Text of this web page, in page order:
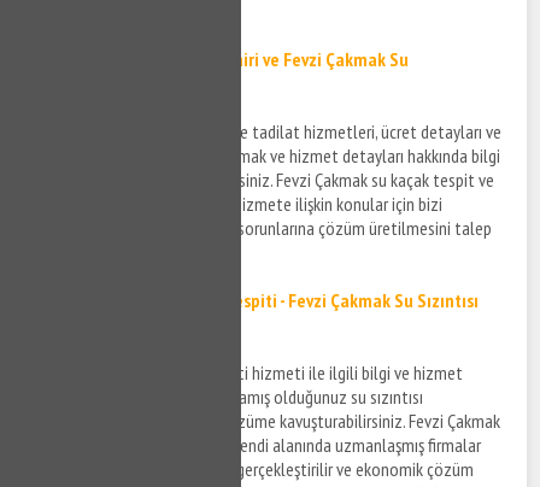
Fevzi Çakmak Su Kaçak Tamiri ve Fevzi Çakmak Su
Fevzi Çakmak su kaçak tamiri ve tadilat hizmetleri, ücret detayları ve
sürecin gelişimi ile ilgili bilgi almak ve hizmet detayları hakkında bilgi
sahibi olmak için bizi arayabilirsiniz. Fevzi Çakmak su kaçak tespit ve
tamir hizmetinin detayları ve hizmete ilişkin konular için bizi
arayabilir yaşadığınız su kaçak sorunlarına çözüm üretilmesini talep
Fevzi Çakmak Su Sızıntısı Tespiti - Fevzi Çakmak Su Sızıntısı
Fevzi Çakmak su sızıntısı tespiti hizmeti ile ilgili bilgi ve hizmet
almak için bizi arayabilir ve yaşamış olduğunuz su sızıntısı
probleminizi en kısa sürede çözüme kavuşturabilirsiniz. Fevzi Çakmak
su sızıntısı bulma konusunda kendi alanında uzmanlaşmış firmalar
aracılığı ile tespit işlemleriniz gerçekleştirilir ve ekonomik çözüm